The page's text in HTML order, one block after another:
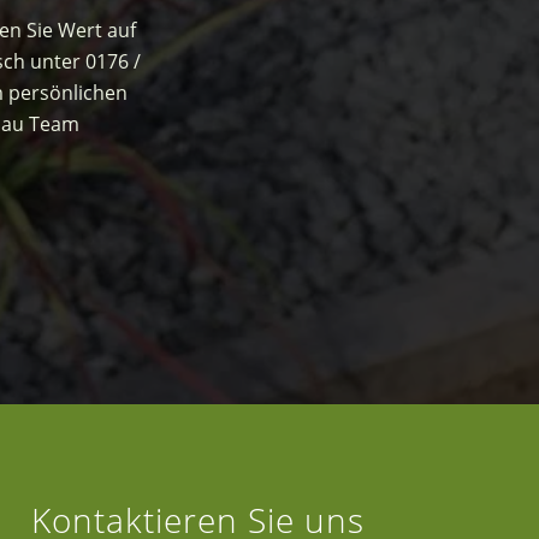
Sie Wert auf
unter 0176 /
persönlichen
Team
Kontaktieren Sie uns